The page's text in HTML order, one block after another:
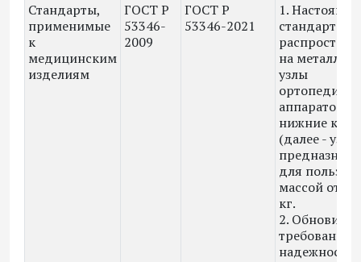
Стандарты,
применимые
к
медицинским
изделиям
ГОСТ Р
53346-
2009
ГОСТ Р
53346-2021
1.
стандарт
на
узлы
аппаратов на
нижние
(далее -
для
массой от
кг.
2. Обновили
требования
надежности